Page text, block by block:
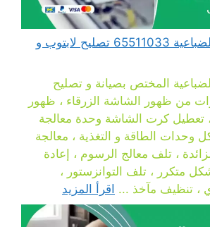
مهندس كمبيوتر الضباعية 65511033 تصليح لابتوب و
المختص بصيانة و تصليح
من ظهور الشاشة الزرقاء ، ظهور
، تعطيل كرت الشاشة وحدة معالجة
وحدات الطاقة و التغذية ، معالجة
، تلف معالج الرسوم ، إعادة
متكرر ، تلف التوانزستور ،
، تنظيف مآخذ ... اقرأ المزيد